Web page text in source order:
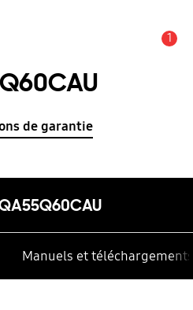
1
de garantie
Manuels et téléchargements